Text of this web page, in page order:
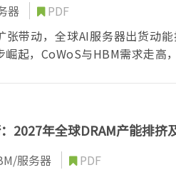
器
PDF
带动，全球AI服务器出货动
起，CoWoS与HBM需求走高
2027年全球DRAM产能排挤
服务器
PDF